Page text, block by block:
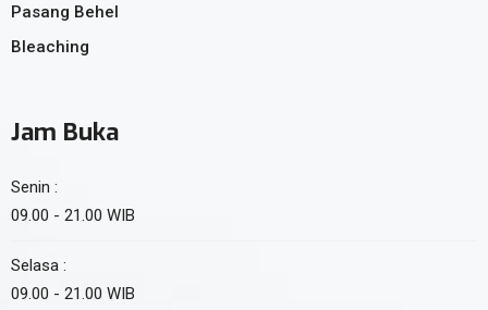
Pasang Behel
Bleaching
Jam Buka
Senin :
09.00 - 21.00 WIB
Selasa :
09.00 - 21.00 WIB